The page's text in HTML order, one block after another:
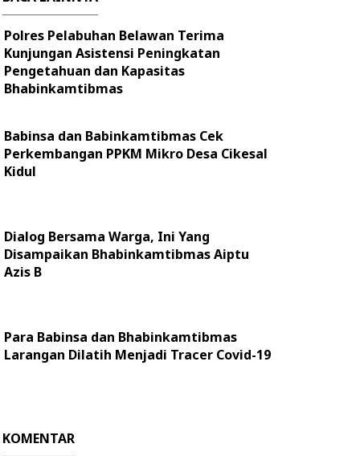
Polres Pelabuhan Belawan Terima
Kunjungan Asistensi Peningkatan
Pengetahuan dan Kapasitas
Bhabinkamtibmas
Babinsa dan Babinkamtibmas Cek
Perkembangan PPKM Mikro Desa Cikesal
Kidul
Dialog Bersama Warga, Ini Yang
Disampaikan Bhabinkamtibmas Aiptu
Azis B
Para Babinsa dan Bhabinkamtibmas
Larangan Dilatih Menjadi Tracer Covid-19
KOMENTAR